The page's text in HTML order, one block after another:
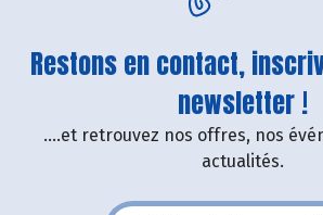
Restons en contact,
newsletter !
....et retrouvez nos offres, nos
actualités.